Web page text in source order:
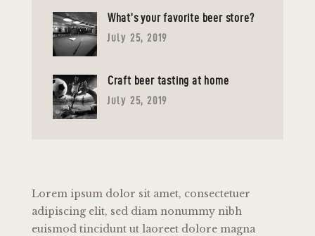
What’s your favorite beer store?
July 25, 2019
Craft beer tasting at home
July 25, 2019
Lorem ipsum dolor sit amet, consectetuer
adipiscing elit, sed diam nonummy nibh
euismod tincidunt ut laoreet dolore magna